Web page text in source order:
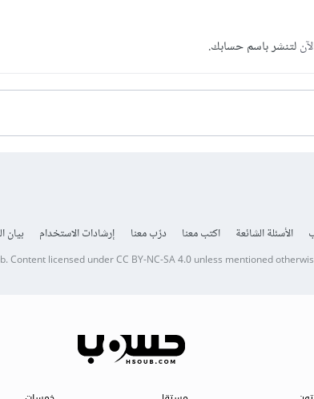
لتنشر باسم حسابك.
الأسئلة الشائعة اكتب معنا درّب معنا إرشادات الاستخدام
.Content licensed underCC BY-NC-SA 4.0unless mentioned